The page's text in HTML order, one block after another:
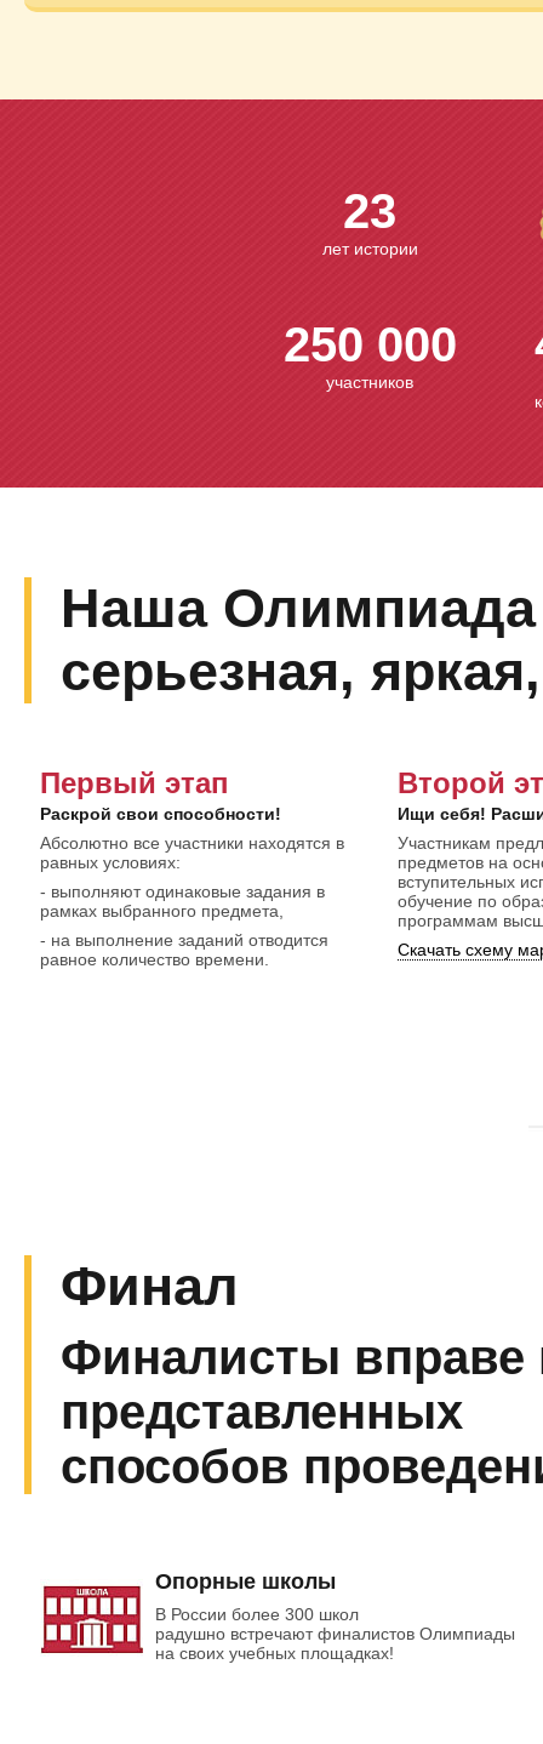
23
лет истории
250 000
участников
Наша Олимпиада
серьезная,
Первый этап
Раскрой свои способности!
Абсолютно все участники находятся в
равных условиях:
- выполняют одинаковые задания в
рамках выбранного предмета,
- на выполнение заданий отводится
равное количество времени.
Второй
Ищи себя!
Участникам
предметов на
вступительных
обучение по
программам
Скачать схему
Финал
Финалисты вправе
представленных
способов
Опорные школы
В России более 300 школ
радушно встречают финалистов Олимпиады
на своих учебных площадках!